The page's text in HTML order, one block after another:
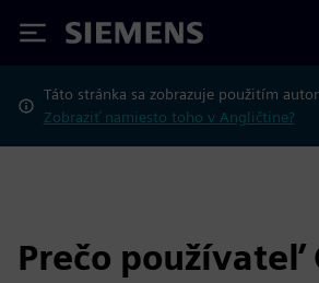
Siemens
Táto stránka sa zobrazuje použitím
Zobraziť namiesto toho v Angličtine?
Prečo používateľ